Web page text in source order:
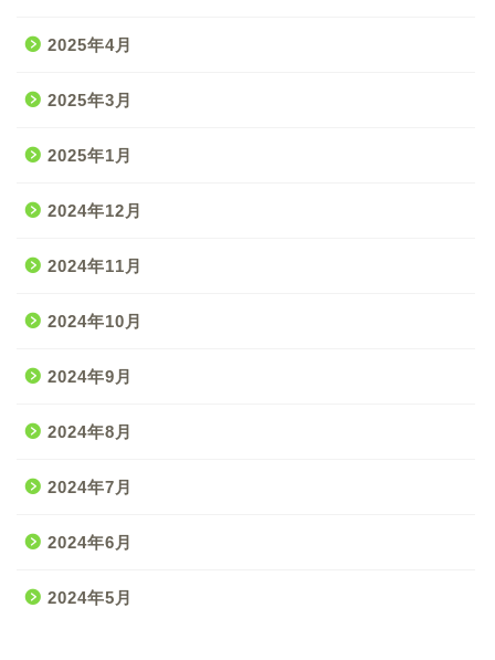
2025年4月
2025年3月
2025年1月
2024年12月
2024年11月
2024年10月
2024年9月
2024年8月
2024年7月
2024年6月
2024年5月